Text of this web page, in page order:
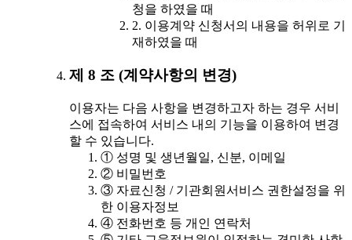
청을 하였을 때
2. 이용계약 신청서의 내용을 허위로 기
재하였을 때
제 8 조 (계약사항의 변경)
이용자는 다음 사항을 변경하고자 하는 경우 서비
스에 접속하여 서비스 내의 기능을 이용하여 변경
할 수 있습니다.
① 성명 및 생년월일, 신분, 이메일
② 비밀번호
③ 자료신청 / 기관회원서비스 권한설정을 위
한 이용자정보
④ 전화번호 등 개인 연락처